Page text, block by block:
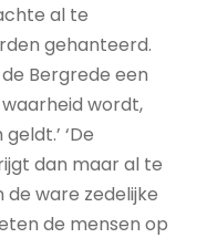
al te
gehanteerd.
Bergrede een
wordt,
‘De
dan maar al te
ware zedelijke
de mensen op